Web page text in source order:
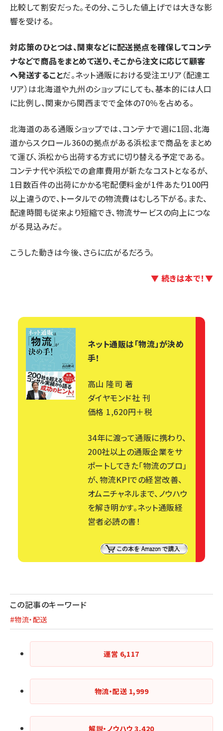
比較して割安だった。その分、こうした値上げでは大きな影
響を受ける。
対応策のひとつは、関東などに配送拠点を確保してコンテ
ナなどで商品をまとめて送り、そこから注文に応じて顧客
へ発送することだ。ネット通販における受注エリア（配達エ
リア）は北海道や九州のショップにしても、基本的には人口
に比例し、関東から関西までで全体の70％を占める。
北海道のある通販ショップでは、コンテナで週に1回、北海
道からスクロール360の拠点がある浜松まで商品をまとめ
て運び、浜松から出荷する方式に切り替える予定である。
コンテナ代や浜松での倉庫費用が新たなコストとなるが、
1日数百件の出荷にかかる宅配便料金が1件あたり100円
以上違うので、トータルでの物流費はむしろ下がる。また、
配達時間も従来より短縮でき、物流サービスの向上につな
がる見込みだ。
こうした動きは今後、さらに広がるだろう。
▼ 続きは本で！▼
ネット通販は「物流」が決め
手！
高山 隆司 著
ダイヤモンド社 刊
価格 1,620円＋税
34年に渡って通販に携わり、
200社以上の通販企業をサ
ポートしてきた「物流のプロ」
が、物流KPIでの経営改善、
オムニチャネルまで、ノウハウ
を解き明かす。ネット通販経
営者必読の書！
この記事のキーワード
#物流・配送
運営 6,117
物流・配送 1,999
解説・ノウハウ3,420